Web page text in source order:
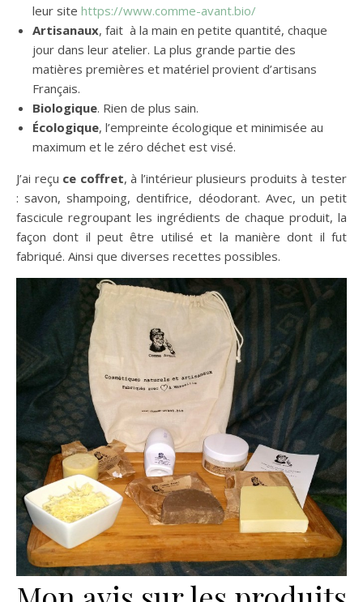
leur site https://www.comme-avant.bio/
Artisanaux, fait à la main en petite quantité, chaque
jour dans leur atelier. La plus grande partie des
matières premières et matériel provient d’artisans
Français.
Biologique. Rien de plus sain.
Écologique, l’empreinte écologique et minimisée au
maximum et le zéro déchet est visé.
J’ai reçu ce coffret, à l’intérieur plusieurs produits à tester
: savon, shampoing, dentifrice, déodorant. Avec, un petit
fascicule regroupant les ingrédients de chaque produit, la
façon dont il peut être utilisé et la manière dont il fut
fabriqué. Ainsi que diverses recettes possibles.